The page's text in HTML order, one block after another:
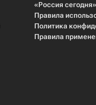
«Россия сегодня»
Правила
Политика
Правила